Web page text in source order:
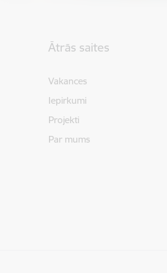
Ātrās saites
Vakances
Iepirkumi
Projekti
Par mums